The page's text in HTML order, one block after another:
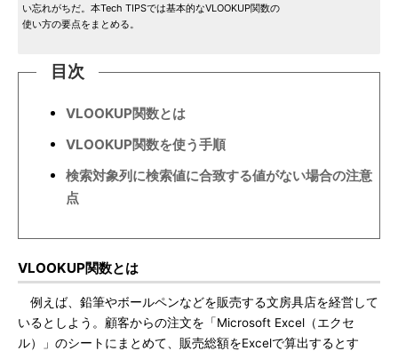
い忘れがちだ。本Tech TIPSでは基本的なVLOOKUP関数の
使い方の要点をまとめる。
目次
VLOOKUP関数とは
VLOOKUP関数を使う手順
検索対象列に検索値に合致する値がない場合の注意
点
VLOOKUP関数とは
例えば、鉛筆やボールペンなどを販売する文房具店を経営して
いるとしよう。顧客からの注文を「Microsoft Excel（エクセ
ル）」のシートにまとめて、販売総額をExcelで算出するとす